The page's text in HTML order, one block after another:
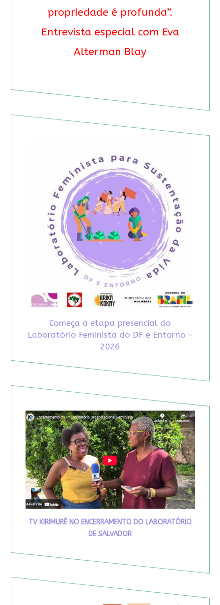
propriedade é profunda”.
Entrevista especial com Eva
Alterman Blay
Começa a etapa presencial do
Laboratório Feminista do DF e Entorno -
2026
TV KIRIMURÊ NO ENCERRAMENTO DO LABORATÓRIO
DE SALVADOR